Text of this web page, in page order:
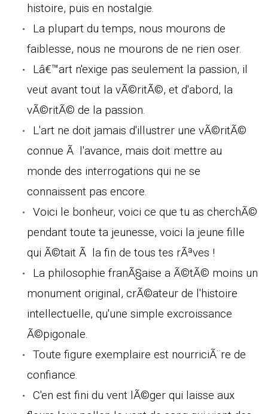
histoire, puis en nostalgie.
La plupart du temps, nous mourons de
faiblesse, nous ne mourons de ne rien oser.
Lâ€™art n'exige pas seulement la passion, il
veut avant tout la vÃ©ritÃ©, et d'abord, la
vÃ©ritÃ© de la passion.
L'art ne doit jamais d'illustrer une vÃ©ritÃ©
connue Ã l'avance, mais doit mettre au
monde des interrogations qui ne se
connaissent pas encore.
Voici le bonheur, voici ce que tu as cherchÃ©
pendant toute ta jeunesse, voici la jeune fille
qui Ã©tait Ã la fin de tous tes rÃªves !
La philosophie franÃ§aise a Ã©tÃ© moins un
monument original, crÃ©ateur de l'histoire
intellectuelle, qu'une simple excroissance
Ã©pigonale.
Toute figure exemplaire est nourriciÃ¨re de
confiance.
C'en est fini du vent lÃ©ger qui laisse aux